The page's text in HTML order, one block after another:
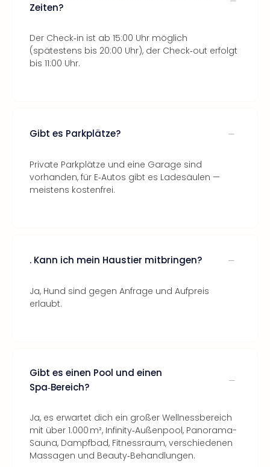
Zeiten?
Der Check‑in ist ab 15:00 Uhr möglich
(spätestens bis 20:00 Uhr), der Check‑out erfolgt
bis 11:00 Uhr.
Gibt es Parkplätze?
Private Parkplätze und eine Garage sind
vorhanden, für E‑Autos gibt es Ladesäulen —
meistens kostenfrei.
. Kann ich mein Haustier mitbringen?
Ja, Hund sind gegen Anfrage und Aufpreis
erlaubt.
Gibt es einen Pool und einen
Spa‑Bereich?
Ja, es erwartet dich ein großer Wellnessbereich
mit über 1.000 m², Infinity‑Außenpool, Panorama-
Sauna, Dampfbad, Fitnessraum, verschiedenen
Massagen und Beauty‑Behandlungen.